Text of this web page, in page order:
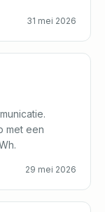
31 mei 2026
met een
29 mei 2026